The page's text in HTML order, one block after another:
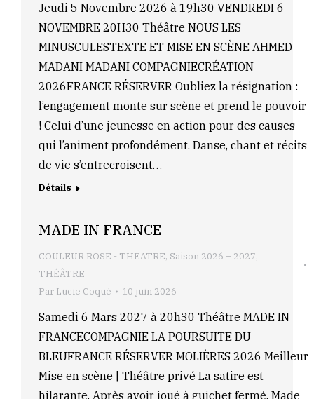
Jeudi 5 Novembre 2026 à 19h30 VENDREDI 6
NOVEMBRE 20H30 Théâtre NOUS LES
MINUSCULESTEXTE ET MISE EN SCÈNE AHMED
MADANI MADANI COMPAGNIECRÉATION
2026FRANCE RÉSERVER Oubliez la résignation :
l’engagement monte sur scène et prend le pouvoir
! Celui d’une jeunesse en action pour des causes
qui l’animent profondément. Danse, chant et récits
de vie s’entrecroisent…
Détails
MADE IN FRANCE
COULEUR ROSE - THEATRE, Saison 2026 – 2027,
THÉÂTRE
Par Lucie Coqué 10 juin 2026
Samedi 6 Mars 2027 à 20h30 Théâtre MADE IN
FRANCECOMPAGNIE LA POURSUITE DU
BLEUFRANCE RÉSERVER MOLIÈRES 2026 Meilleur
Mise en scène | Théâtre privé La satire est
hilarante. Après avoir joué à guichet fermé, Made